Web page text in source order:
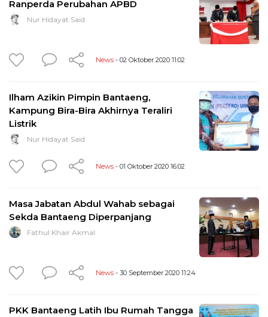
Ranperda Perubahan APBD
Nur Hidayat Said
News - 02 Oktober 2020 11:02
Ilham Azikin Pimpin Bantaeng,
Kampung Bira-Bira Akhirnya Teraliri
Listrik
Nur Hidayat Said
News - 01 Oktober 2020 16:02
Masa Jabatan Abdul Wahab sebagai
Sekda Bantaeng Diperpanjang
Fathul Khair Akmal
News - 30 September 2020 11:24
PKK Bantaeng Latih Ibu Rumah Tangga